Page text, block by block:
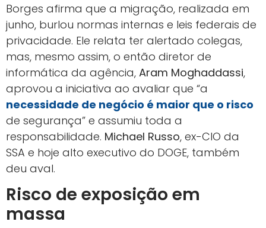
Borges afirma que a migração, realizada em
junho, burlou normas internas e leis federais de
privacidade. Ele relata ter alertado colegas,
mas, mesmo assim, o então diretor de
informática da agência, Aram Moghaddassi,
aprovou a iniciativa ao avaliar que “a
necessidade de negócio é maior que o risco
de segurança” e assumiu toda a
responsabilidade. Michael Russo, ex-CIO da
SSA e hoje alto executivo do DOGE, também
deu aval.
Risco de exposição em
massa